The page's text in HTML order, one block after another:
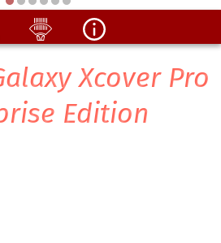
Xcover Pro
Edition